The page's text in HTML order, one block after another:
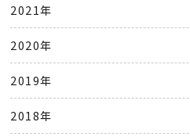
2021年
2020年
2019年
2018年